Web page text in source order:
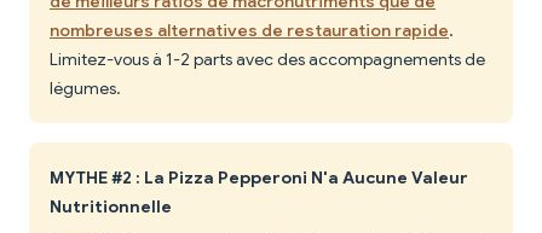
nombreuses alternatives de restauration rapide.
Limitez-vous à 1-2 parts avec des accompagnements de
légumes.
MYTHE #2 : La Pizza Pepperoni N'a Aucune Valeur
Nutritionnelle